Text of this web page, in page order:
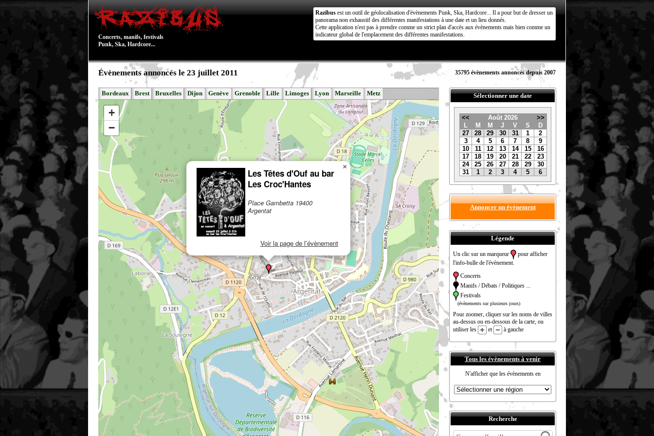
Concerts, manifs, festivals
Punk, Ska, Hardcore...
Razibus est un outil de géolocalisation d'évènements Punk, Ska, Hardcore... Il a pour but de dresser un
panorama non exhaustif des différentes manifestations à une date et un lieu donnés.
Cette application n'est pas à prendre comme un strict plan d'accès aux évènements mais bien comme un
indicateur global de l'emplacement des différentes manifestations.
Évènements annoncés le 23 juillet 2011 35795 évènements annoncés depuis 2007
Bordeaux Brest Bruxelles Dijon Genève Grenoble Lille Limoges Lyon Marseille Metz
Les Têtes d'Ouf au bar
Les Croc'Hantes
Place Gambetta 19400
Argentat
Voir la page de l'évènement
×
+
−
Sélectionner une date
<< Août 2026
>>
L
M M J V S
D
27
28 29 30 31 1
2
3
4 5 6 7 8
9
10
11 12 13 14 15
16
17
18 19 20 21 22
23
24
25 26 27 28 29
30
31
1 2 3 4 5 6
Annoncer un évènement
Légende
Un clic sur un marqueur
pour afficher
l'info-bulle de l'évènement.
Concerts
Manifs / Débats / Politiques ...
Festivals
(évènements sur plusieurs jours)
Pour zoomer, cliquer sur les noms de villes
au-dessus ou en-dessous de la carte, ou
utiliser les
et à gauche
Tous les évènements à venir
N'afficher que les évènements en
Recherche